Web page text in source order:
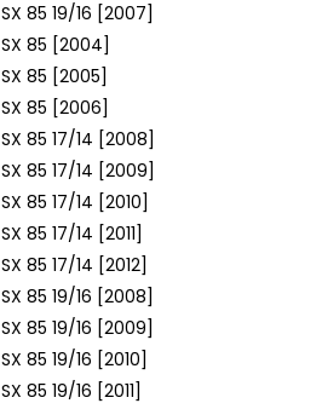
SX 85 19/16 [2007]
SX 85 [2004]
SX 85 [2005]
SX 85 [2006]
SX 85 17/14 [2008]
SX 85 17/14 [2009]
SX 85 17/14 [2010]
SX 85 17/14 [2011]
SX 85 17/14 [2012]
SX 85 19/16 [2008]
SX 85 19/16 [2009]
SX 85 19/16 [2010]
SX 85 19/16 [2011]